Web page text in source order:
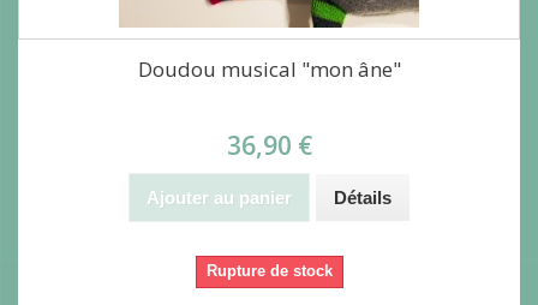
Doudou musical "mon âne"
36,90 €
Ajouter au panier Détails
Rupture de stock